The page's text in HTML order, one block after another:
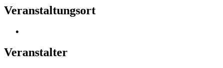
Veranstaltungsort
Veranstalter